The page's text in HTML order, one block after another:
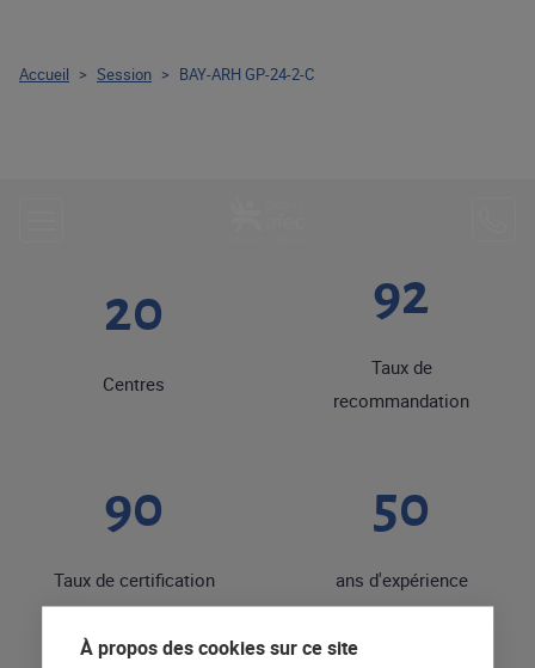
20
Centres
92
Taux de
recommandation
90
Taux de certification
50
ans d'expérience
Accueil > Session > BAY-ARH GP-24-2-C
À propos des cookies sur ce site